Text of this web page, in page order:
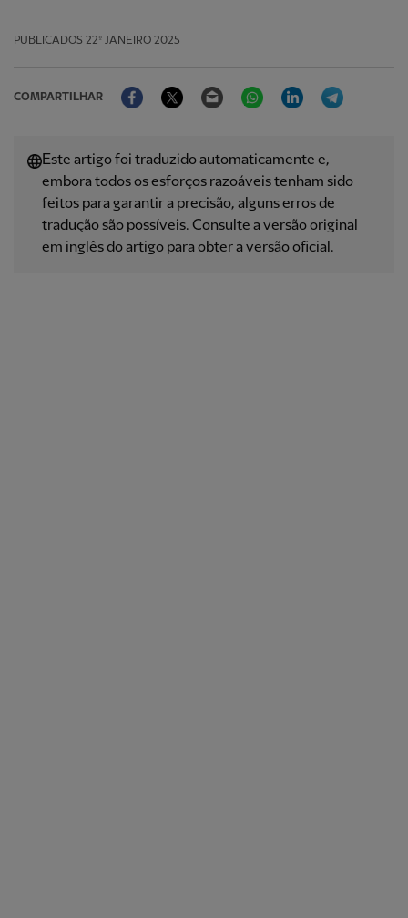
PUBLICADOS 22º JANEIRO 2025
COMPARTILHAR
FacebookTwitter Email WhatsAppLinkedIn
Este artigo foi traduzido automaticamente e,
embora todos os esforços razoáveis ​​tenham sido
feitos para garantir a precisão, alguns erros de
tradução são possíveis. Consulte a versão original
em inglês do artigo para obter a versão oficial.